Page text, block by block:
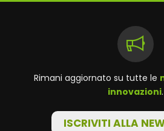
Rimani aggiornato su tutte le
innovazioni.
ISCRIVITI ALLA